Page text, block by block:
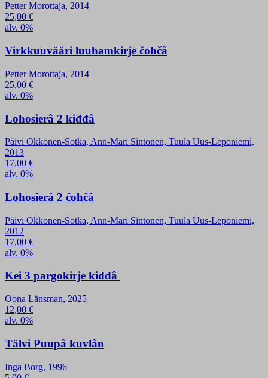
Petter Morottaja, 2014
25,00 €
alv. 0%
Virkkuuvääri luuhamkirje čohčâ
Petter Morottaja, 2014
25,00 €
alv. 0%
Lohosierâ 2 kiđđâ
Päivi Okkonen-Sotka, Ann-Mari Sintonen, Tuula Uus-Leponiemi,
2013
17,00 €
alv. 0%
Lohosierâ 2 čohčâ
Päivi Okkonen-Sotka, Ann-Mari Sintonen, Tuula Uus-Leponiemi,
2012
17,00 €
alv. 0%
Kei 3 pargokirje kiđđâ
Oona Länsman, 2025
12,00 €
alv. 0%
Tälvi Puupâ kuvlân
Inga Borg, 1996